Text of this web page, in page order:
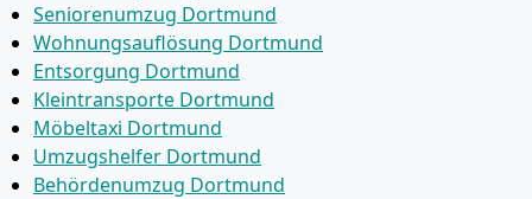
Seniorenumzug Dortmund
Wohnungsauflösung Dortmund
Entsorgung Dortmund
Kleintransporte Dortmund
Möbeltaxi Dortmund
Umzugshelfer Dortmund
Behördenumzug Dortmund